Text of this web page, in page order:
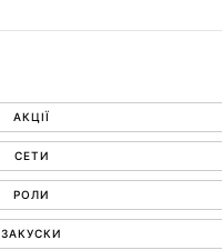
АКЦІЇ
СЕТИ
РОЛИ
ЗАКУСКИ